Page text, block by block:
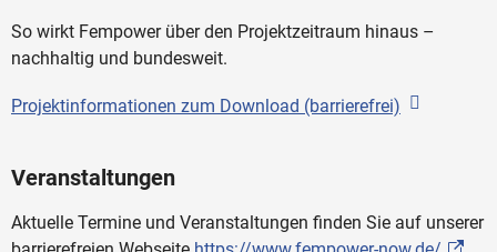
So wirkt Fempower über den Projektzeitraum hinaus –
nachhaltig und bundesweit.
Projektinformationen zum Download (barrierefrei)
Veranstaltungen
Aktuelle Termine und Veranstaltungen finden Sie auf unserer